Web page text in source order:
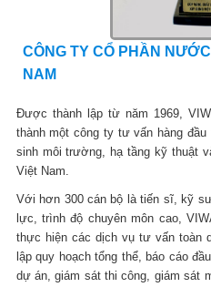
CÔNG TY CỔ PHẦN
NAM
Được thành lập từ năm 1969,
thành một công ty tư vấn hàng
sinh môi trường, hạ tầng kỹ thuật
Việt Nam.
Với hơn 300 cán bộ là tiến sĩ, kỹ
lực, trình độ chuyên môn cao,
thực hiện các dịch vụ tư vấn toàn
lập quy hoạch tổng thể, báo cáo
dự án, giám sát thi công, giám sát